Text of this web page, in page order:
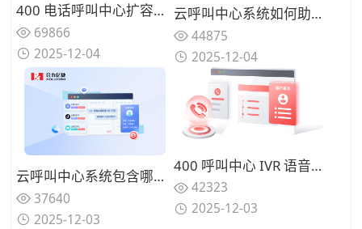
400 电话呼叫中心扩容：应对季度业务高峰弹性计费策略
69866
2025-12-04
云呼叫中心系统如何助力企业降低客服运营成本？
44875
2025-12-04
云呼叫中心系统包含哪些核心功能？能否满足企业全场景需求？
37640
2025-12-03
400 呼叫中心 IVR 语音导航：电商售后 15 个常见问题分流设计
42323
2025-12-03